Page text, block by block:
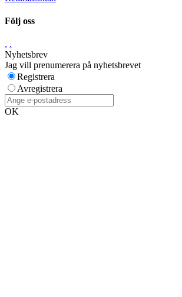
Följ oss
. .
Nyhetsbrev
Jag vill prenumerera på nyhetsbrevet
Registrera
Avregistrera
OK